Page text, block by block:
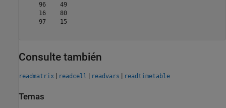
    96    49
    16    80
    97    15
Consulte también
readmatrix | readcell | readvars | readtimetable
Temas